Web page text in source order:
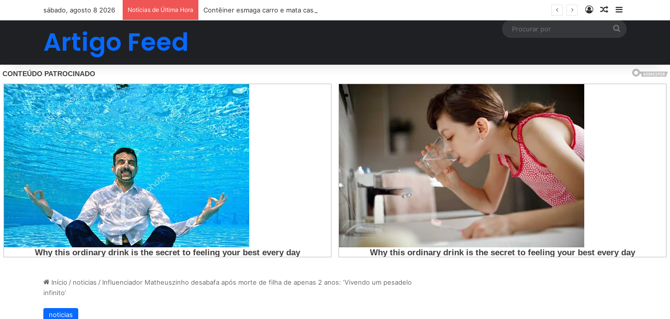
sábado, agosto 8 2026 Notícias de Última Hora Contêiner esmaga carro e mata casal na BR-470; filho sobreviveu…Ver mais EntrarArtigo aleatório
Barra Lateral
Artigo Feed
Início / noticias / Influenciador Matheuszinho desabafa após morte de filha de apenas 2 anos: ‘Vivendo um pesadelo
infinito’
noticias